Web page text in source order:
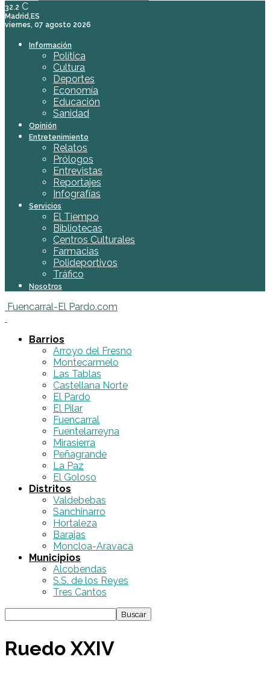
32.2 C
Madrid,ES
viernes, 07 agosto 2026
Información
Política
Cultura
Deportes
Economía
Educación
Sanidad
Opinión
Entretenimiento
Relatos
Prólogos
Entrevistas
Reportajes
Infografías
Servicios
El Tiempo
Bibliotecas
Centros Culturales
Farmacias
Polideportivos
Tráfico
Nosotros
Fuencarral-El Pardo.com
Barrios
Arroyo del Fresno
Montecarmelo
Las Tablas
Castellana Norte
El Pardo
El Pilar
Fuencarral
Fuentelarreyna
Mirasierra
Peñagrande
La Paz
El Goloso
Distritos
Valdebebas
Sanchinarro
Hortaleza
Barajas
Moncloa-Aravaca
Municipios
Alcobendas
S.S. de los Reyes
Tres Cantos
Ruedo XXIV